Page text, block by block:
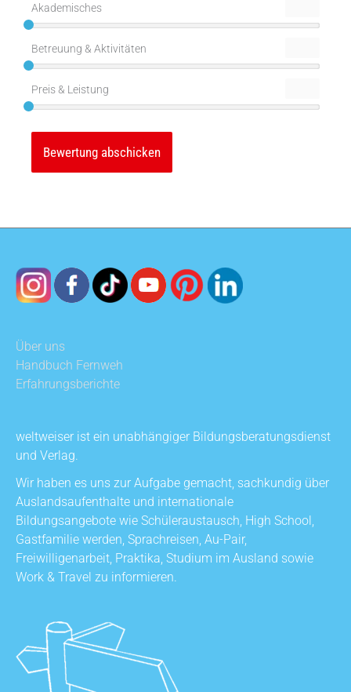
Akademisches
Betreuung & Aktivitäten
Preis & Leistung
Über uns
Handbuch Fernweh
Erfahrungsberichte
weltweiser ist ein unabhängiger Bildungsberatungsdienst
und Verlag.
Wir haben es uns zur Aufgabe gemacht, sachkundig über
Auslandsaufenthalte und internationale
Bildungsangebote wie Schüleraustausch, High School,
Gastfamilie werden, Sprachreisen, Au-Pair,
Freiwilligenarbeit, Praktika, Studium im Ausland sowie
Work & Travel zu informieren.